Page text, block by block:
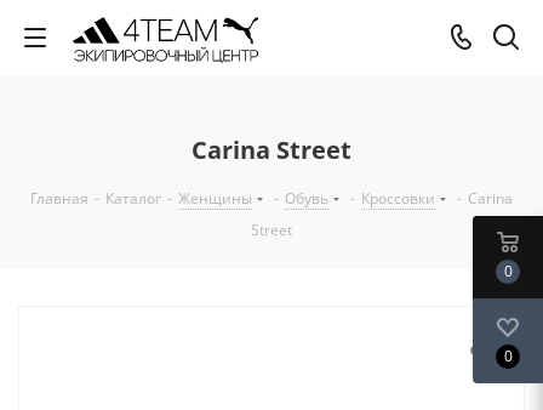
Carina Street
Главная - Каталог - Женщины - Обувь - Кроссовки - Carina
Street
0
0